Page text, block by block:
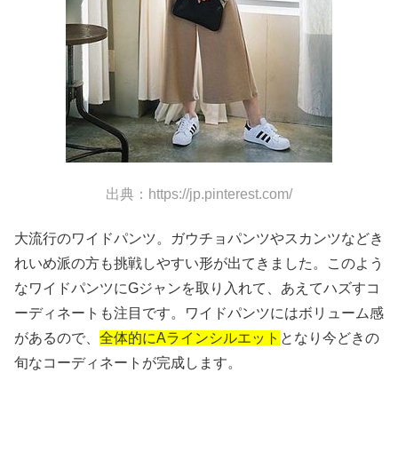
出典：https://jp.pinterest.com/
大流行のワイドパンツ。ガウチョパンツやスカンツなどき
れいめ派の方も挑戦しやすい形が出てきました。このよう
なワイドパンツにGジャンを取り入れて、あえてハズすコ
ーディネートも注目です。ワイドパンツにはボリューム感
があるので、 全体的にAラインシルエット となり今どきの
旬なコーディネートが完成します。